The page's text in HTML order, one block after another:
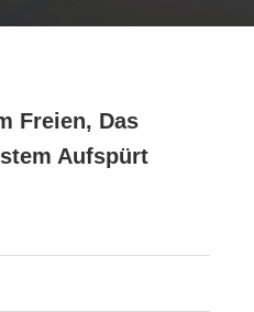
Freien, Das
Aufspürt